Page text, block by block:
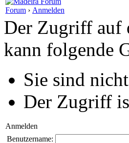
Forum › Anmelden
Der Zugriff auf
kann folgende
Sie sind
Der Zugriff
Anmelden
Benutzername: